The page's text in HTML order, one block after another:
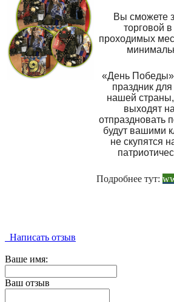
Вы сможете
торговой
проходимых
«День
праздник
нашей
выходят
отпраздновать
будут вашими
не скупятся
Подробнее тут:
Написать отзыв
Ваше имя:
Ваш отзыв